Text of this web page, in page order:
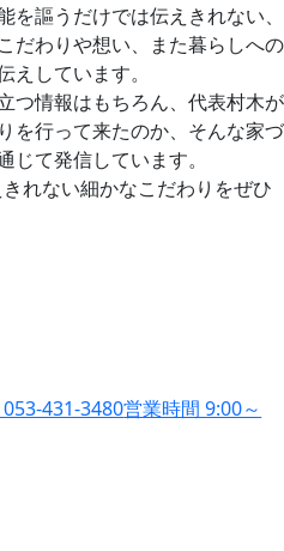
謳うだけでは伝えきれない、
だわりや想い、また暮らしへの
しています。
つ情報はもちろん、代表村木が
を行って来たのか、そんな家づ
じて発信しています。
れない細かなこだわりをぜひ
053-431-3480営業時間 9:00～